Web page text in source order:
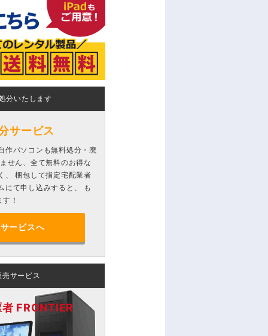
分いたします
サービス
作パソコンも無料処分・廃
せん、全て無料のお得な
、 梱包して指定宅配業者
にて申し込みすると、 も
！
ービスへ
サービス
FRONTIER